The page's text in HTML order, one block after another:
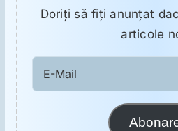
Psihoterapie
Antropologie
Proză utilă
Doriţi să fiţi anunţat
articole
Mail